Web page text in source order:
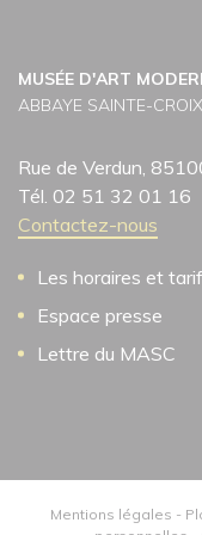
MUSÉE D'ART
ABBAYE SAINTE-
Rue de Verdun,
Tél. 02 51 32 01 16
Contactez-nous
Les horaires et
Espace presse
Lettre du MASC
Mentions légales -